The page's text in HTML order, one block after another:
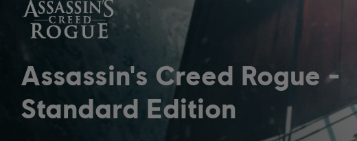
Assassin's Creed Rogue
Standard Edition